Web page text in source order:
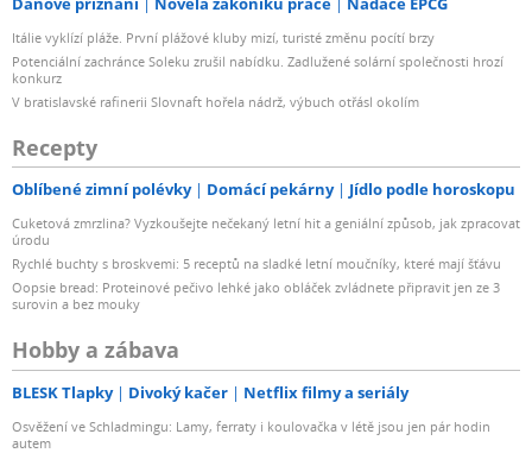
Itálie vyklízí pláže. První plážové kluby mizí, turisté změnu pocítí brzy
Potenciální zachránce Soleku zrušil nabídku. Zadlužené solární společnosti hrozí
konkurz
V bratislavské rafinerii Slovnaft hořela nádrž, výbuch otřásl okolím
Recepty
Oblíbené zimní polévky Domácí pekárny Jídlo podle horoskopu
Cuketová zmrzlina? Vyzkoušejte nečekaný letní hit a geniální způsob, jak zpracovat
úrodu
Rychlé buchty s broskvemi: 5 receptů na sladké letní moučníky, které mají šťávu
Oopsie bread: Proteinové pečivo lehké jako obláček zvládnete připravit jen ze 3
surovin a bez mouky
Hobby a zábava
BLESK Tlapky Divoký kačer Netflix filmy a seriály
Osvěžení ve Schladmingu: Lamy, ferraty i koulovačka v létě jsou jen pár hodin
autem